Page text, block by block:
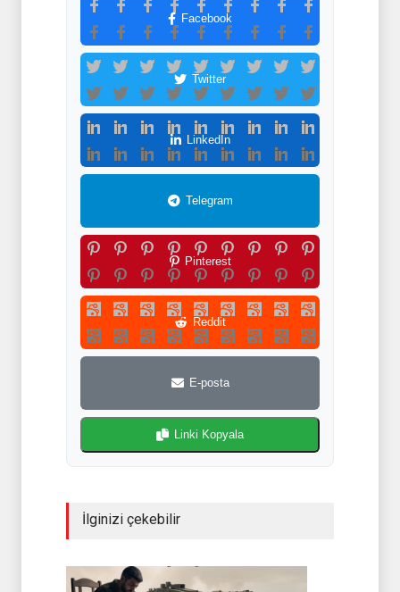
Facebook
Twitter
LinkedIn
Telegram
Pinterest
Reddit
E-posta
Linki Kopyala
İlginizi çekebilir